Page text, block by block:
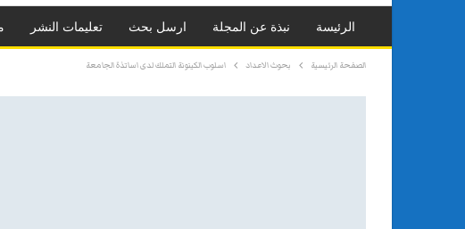
الرئيسة نبذة عن المجلة ارسل بحث تعليمات النشر
الصفحة الرئيسية بحوث الاعداد اسلوب الكينونة التملك لدى اساتذة الجامعة